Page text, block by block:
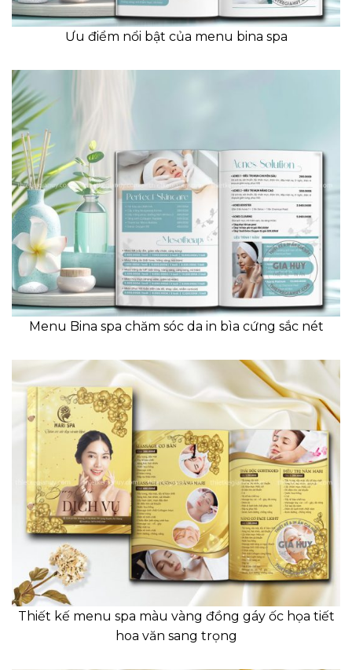
Ưu điểm nổi bật của menu bina spa
Menu Bina spa chăm sóc da in bìa cứng sắc nét
Thiết kế menu spa màu vàng đồng gáy ốc họa tiết
hoa văn sang trọng